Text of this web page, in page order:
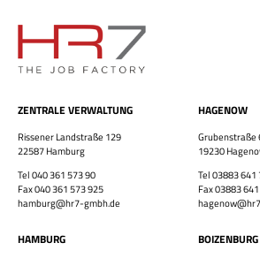
ZENTRALE VERWALTUNG
Rissener Landstraße 129
22587 Hamburg
Tel 040 361 573 90
Fax 040 361 573 925
hamburg@hr7-gmbh.de
HAMBURG
HAGENOW
Grubenstraße
19230
Tel 03883 641
Fax 03883
BOIZENBURG